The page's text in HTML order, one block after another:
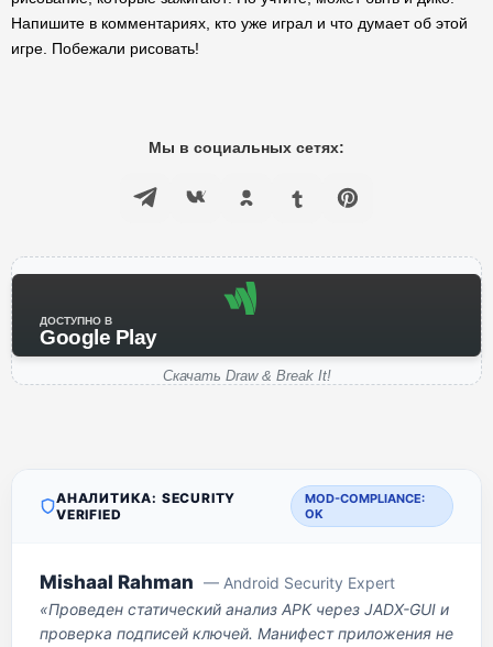
Напишите в комментариях, кто уже играл и что думает об этой
игре. Побежали рисовать!
Мы в социальных сетях:
ДОСТУПНО В
Google Play
Скачать Draw & Break It!
АНАЛИТИКА: SECURITY
VERIFIED
MOD-COMPLIANCE:
OK
Mishaal Rahman — Android Security Expert
«Проведен статический анализ APK через JADX-GUI и
проверка подписей ключей. Манифест приложения не